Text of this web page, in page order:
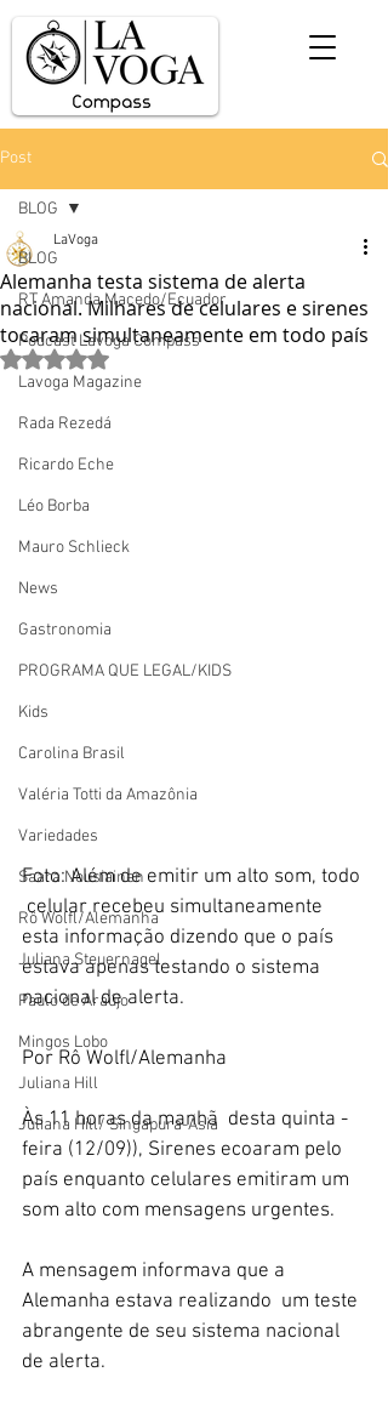
Post
BLOG
RT Amanda Macedo/Ecuador
Podcast Lavoga Compass
Lavoga Magazine
Rada Rezedá
Ricardo Eche
Léo Borba
Mauro Schlieck
News
Gastronomia
PROGRAMA QUE LEGAL/KIDS
Kids
Carolina Brasil
Valéria Totti da Amazônia
Variedades
Saara Nousiainen
Rô Wolfl/Alemanha
Juliana Steuernagel
Paulo de Araújo
Mingos Lobo
Juliana Hill
Juliana Hill/ Singapura-Ásia
BLOG
Alemanha testa sistema de alerta
nacional. Milhares de celulares e sirenes
tocaram simultaneamente em todo país
LaVoga
Avaliado com NaN de 5 estrelas.
Foto: Além de emitir um alto som, todo
celular recebeu simultaneamente
esta informação dizendo que o país
estava apenas testando o sistema
nacional de alerta.
Por Rô Wolfl/Alemanha
Às 11 horas da manhã  desta quinta -
feira (12/09)), Sirenes ecoaram pelo
país enquanto celulares emitiram um
som alto com mensagens urgentes.
A mensagem informava que a
Alemanha estava realizando  um teste
abrangente de seu sistema nacional
de alerta.